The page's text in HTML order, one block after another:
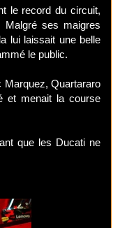
le record du circuit,
Malgré ses maigres
lui laissait une belle
le public.
Marquez, Quartararo
et menait la course
que les Ducati ne